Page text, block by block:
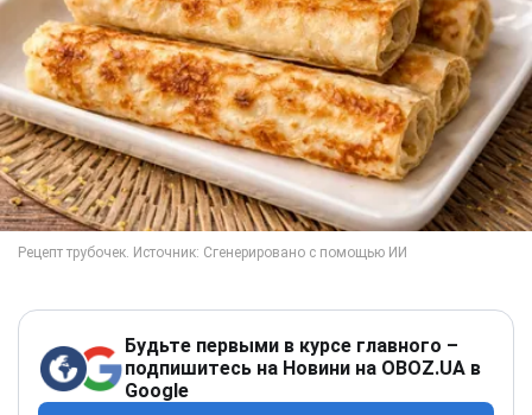
Будьте первыми в курсе главного –
подпишитесь на Новини на OBOZ.UA в
Google